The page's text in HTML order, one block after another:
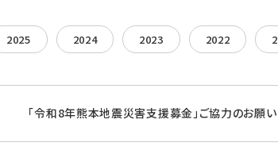
体験型コンテンツの開発
2025 2024 2023 2022
「令和8年熊本地震災害支援募金」ご協力のお願い